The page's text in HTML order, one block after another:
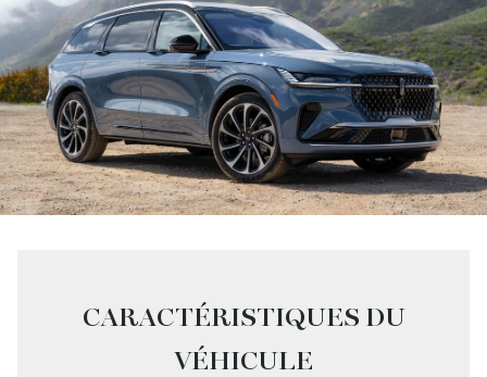
CARACTÉRISTIQUES DU
VÉHICULE